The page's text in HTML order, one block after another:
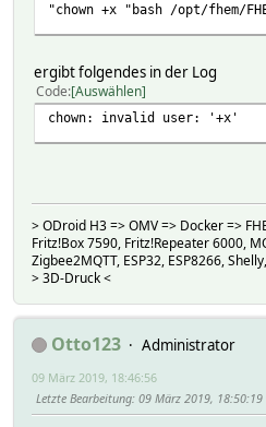
"chown +x "bash /opt/fhem/
ergibt folgendes in der Log
Code Auswählen
chown: invalid user: '+x'
> ODroid H3 => OMV => Docker =>
Fritz!Box 7590, Fritz!Repeater 6000,
Zigbee2MQTT, ESP32, ESP8266,
> 3D-Druck <
Otto123
Administrator
09 März 2019, 18:46:56
Letzte Bearbeitung: 09 März 2019,